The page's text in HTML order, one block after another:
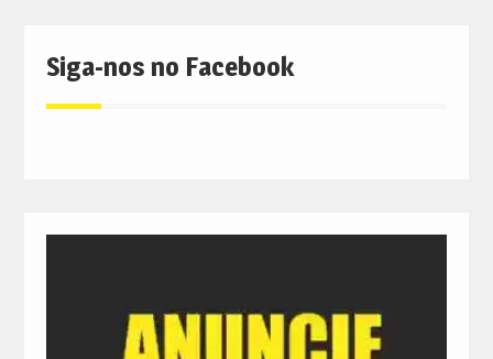
Siga-nos no Facebook